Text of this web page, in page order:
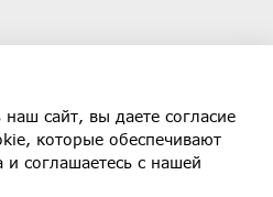
сайт, вы даете согласие
которые обеспечивают
и соглашаетесь с нашей